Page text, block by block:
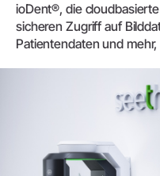
ioDent®, die
sicheren Zugriff auf
Patientendaten und